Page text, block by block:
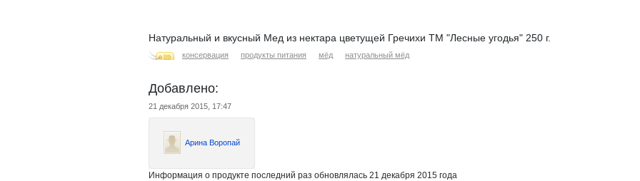
Натуральный и вкусный Мед из нектара цветущей Гречихи ТМ "Лесные угодья" 250 г.
консервация продукты питания мёд натуральный мёд
Добавлено:
21 декабря 2015, 17:47
Арина Воропай
Информация о продукте последний раз обновлялась 21 декабря 2015 года